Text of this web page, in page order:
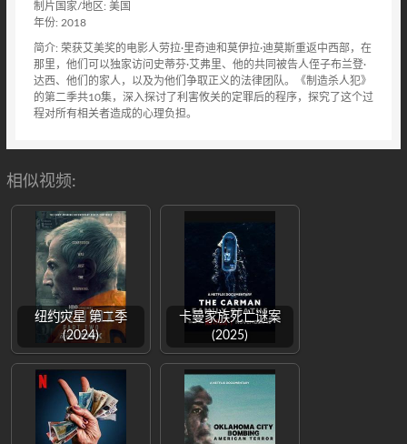
制片国家/地区: 美国
年份: 2018
简介: 荣获艾美奖的电影人劳拉·里奇迪和莫伊拉·迪莫斯重返中西部，在
那里，他们可以独家访问史蒂芬·艾弗里、他的共同被告人侄子布兰登·
达西、他们的家人，以及为他们争取正义的法律团队。《制造杀人犯》
的第二季共10集，深入探讨了利害攸关的定罪后的程序，探究了这个过
程对所有相关者造成的心理负担。
相似视频:
纽约灾星 第二季
(2024)
卡曼家族死亡谜案
(2025)